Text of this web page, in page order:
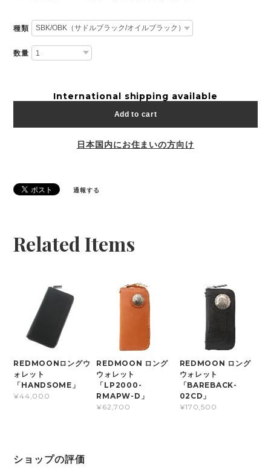
種類
数量
International shipping available
Add to cart
日本国内にお住まいの方向け
通報する
Related Items
REDMOONロングウ
ォレット
「HANDSOME」
¥44,000
REDMOON ロング
ウォレット
「LP2000-
RMAPW-D」
¥62,700
REDMOON ロング
ウォレット
「BAREBACK-
02CD」
¥170,500
ショップの評価